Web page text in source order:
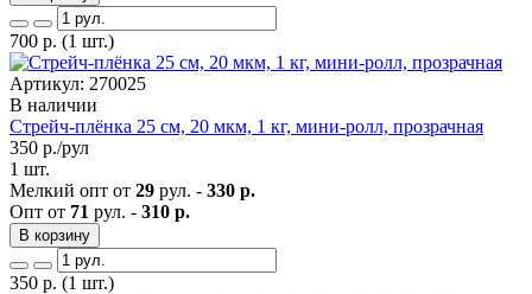
700 р. (1 шт.)
Артикул: 270025
В наличии
Стрейч-плёнка 25 см, 20 мкм, 1 кг, мини-ролл, прозрачная
350 р./рул
1 шт.
Мелкий опт от 29 рул. - 330 р.
Опт от 71 рул. - 310 р.
В корзину
350 р. (1 шт.)